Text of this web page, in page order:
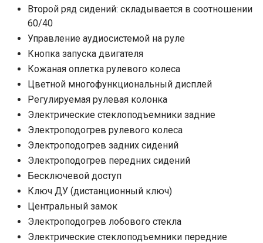
Второй ряд сидений: складывается в соотношении
60/40
Управление аудиосистемой на руле
Кнопка запуска двигателя
Кожаная оплетка рулевого колеса
Цветной многофункциональный дисплей
Регулируемая рулевая колонка
Электрические стеклоподъемники задние
Электроподогрев рулевого колеса
Электроподогрев задних сидений
Электроподогрев передних сидений
Бесключевой доступ
Ключ ДУ (дистанционный ключ)
Центральный замок
Электроподогрев лобового стекла
Электрические стеклоподъемники передние